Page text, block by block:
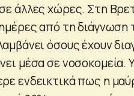
άλλες χώρες. Στη
από τη διάγνωση
όσους έχουν
μέσα σε
ενδεικτικά πως η